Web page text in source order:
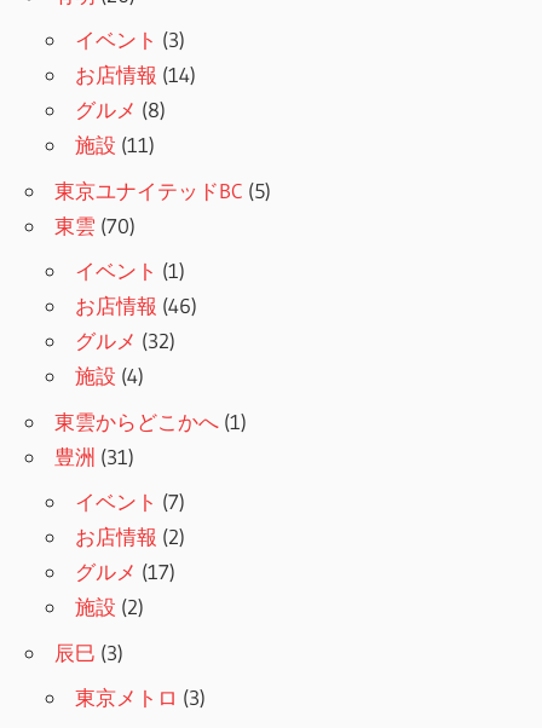
イベント (3)
お店情報 (14)
グルメ (8)
施設 (11)
東京ユナイテッドBC (5)
東雲 (70)
イベント (1)
お店情報 (46)
グルメ (32)
施設 (4)
東雲からどこかへ (1)
豊洲 (31)
イベント (7)
お店情報 (2)
グルメ (17)
施設 (2)
辰巳 (3)
東京メトロ (3)